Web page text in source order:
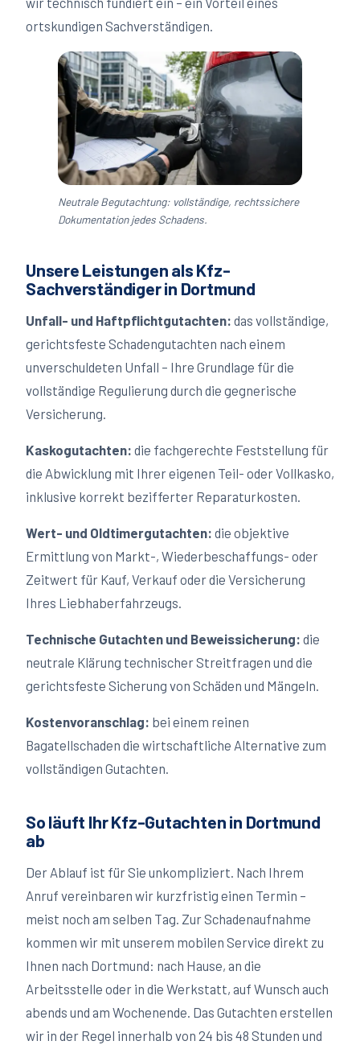
ortskundigen Sachverständigen.
Neutrale Begutachtung: vollständige, rechtssichere
Dokumentation jedes Schadens.
Unsere Leistungen als Kfz-
Sachverständiger in Dortmund
Unfall- und Haftpflichtgutachten: das vollständige,
gerichtsfeste Schadengutachten nach einem
unverschuldeten Unfall – Ihre Grundlage für die
vollständige Regulierung durch die gegnerische
Versicherung.
Kaskogutachten: die fachgerechte Feststellung für
die Abwicklung mit Ihrer eigenen Teil- oder Vollkasko,
inklusive korrekt bezifferter Reparaturkosten.
Wert- und Oldtimergutachten: die objektive
Ermittlung von Markt-, Wiederbeschaffungs- oder
Zeitwert für Kauf, Verkauf oder die Versicherung
Ihres Liebhaberfahrzeugs.
Technische Gutachten und Beweissicherung: die
neutrale Klärung technischer Streitfragen und die
gerichtsfeste Sicherung von Schäden und Mängeln.
Kostenvoranschlag: bei einem reinen
Bagatellschaden die wirtschaftliche Alternative zum
vollständigen Gutachten.
So läuft Ihr Kfz-Gutachten in Dortmund
ab
Der Ablauf ist für Sie unkompliziert. Nach Ihrem
Anruf vereinbaren wir kurzfristig einen Termin –
meist noch am selben Tag. Zur Schadenaufnahme
kommen wir mit unserem mobilen Service direkt zu
Ihnen nach Dortmund: nach Hause, an die
Arbeitsstelle oder in die Werkstatt, auf Wunsch auch
abends und am Wochenende. Das Gutachten erstellen
wir in der Regel innerhalb von 24 bis 48 Stunden und